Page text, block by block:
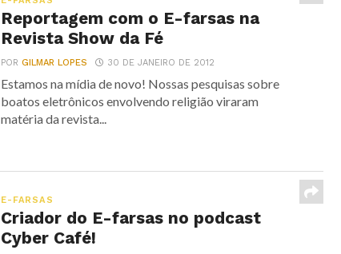
Reportagem com o E-farsas na
Revista Show da Fé
PORGILMAR LOPES 30 DE JANEIRO DE 2012
Estamos na mídia de novo! Nossas pesquisas sobre
boatos eletrônicos envolvendo religião viraram
matéria da revista...
E-FARSAS
Criador do E-farsas no podcast
Cyber Café!